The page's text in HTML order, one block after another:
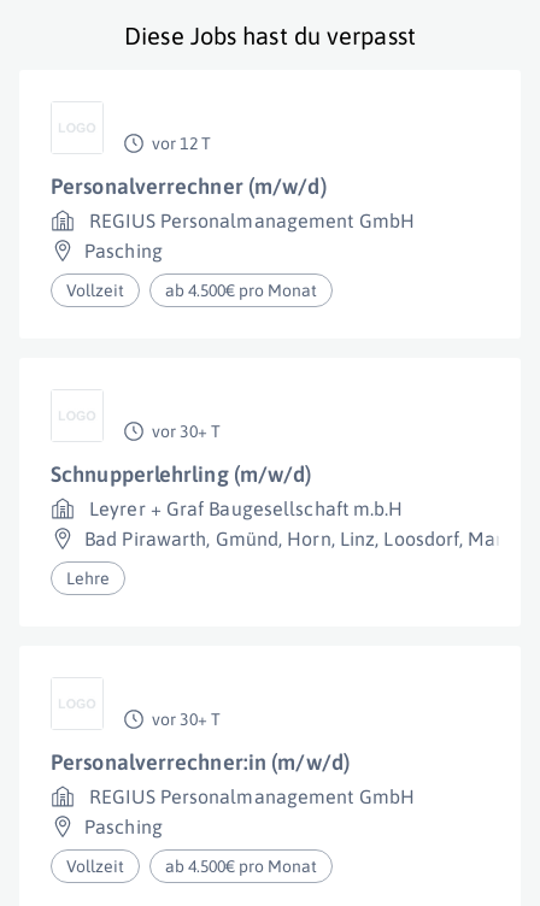
Diese Jobs hast du verpasst
vor 12 T
Personalverrechner (m/w/d)
REGIUS Personalmanagement GmbH
Pasching
Vollzeit ab 4.500€ pro Monat
vor 30+ T
Schnupperlehrling (m/w/d)
Leyrer + Graf Baugesellschaft m.b.H
Bad Pirawarth, Gmünd, Horn, Linz, Loosdorf,
Lehre
vor 30+ T
Personalverrechner:in (m/w/d)
REGIUS Personalmanagement GmbH
Pasching
Vollzeit ab 4.500€ pro Monat